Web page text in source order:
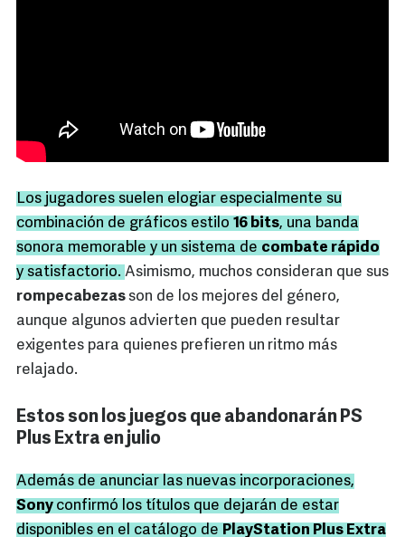
Los jugadores suelen elogiar especialmente su
combinación de gráficos estilo 16 bits, una banda
sonora memorable y un sistema de combate rápido
y satisfactorio. Asimismo, muchos consideran que sus
rompecabezasson de los mejores del género,
aunque algunos advierten que pueden resultar
exigentes para quienes prefieren un ritmo más
relajado.
Estos son los juegos que abandonarán PS
Plus Extra en julio
Además de anunciar las nuevas incorporaciones,
Sony confirmó los títulos que dejarán de estar
disponibles en el catálogo de PlayStation Plus Extra